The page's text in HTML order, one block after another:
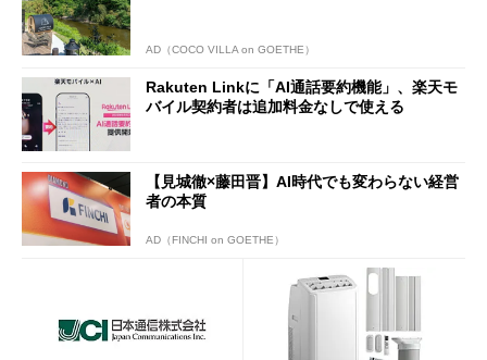
AD（COCO VILLA on GOETHE）
Rakuten Linkに「AI通話要約機能」、楽天モ
バイル契約者は追加料金なしで使える
【見城徹×藤田晋】AI時代でも変わらない経営
者の本質
AD（FINCHI on GOETHE）